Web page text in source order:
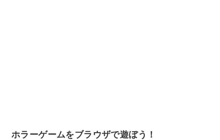
ホラーゲームをブラウザで遊ぼう！